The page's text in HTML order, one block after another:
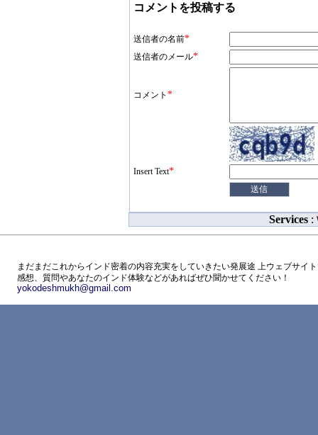
コメントを投稿する
送信者の名前*
送信者のメール*
コメント *
Insert Text*
Services :
まだまだこれからインド密着の内容充実をしていきたい発展途 上ウェブサイ
感想、質問やあなたのインド体験などがあればぜひ聞かせてください！
yokodeshmukh@gmail.com